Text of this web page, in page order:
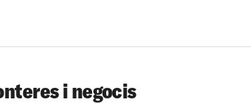
i negocis